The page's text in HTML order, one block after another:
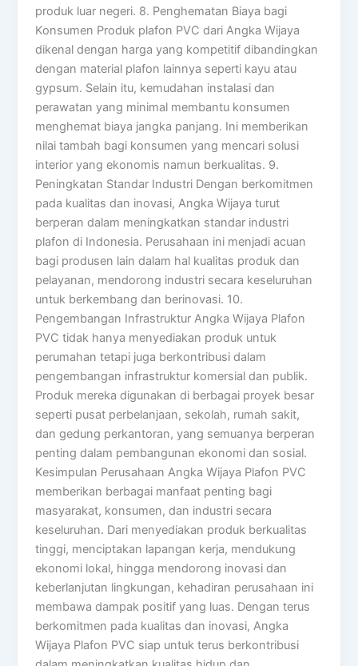
produk luar negeri. 8. Penghematan Biaya bagi
Konsumen Produk plafon PVC dari Angka Wijaya
dikenal dengan harga yang kompetitif dibandingkan
dengan material plafon lainnya seperti kayu atau
gypsum. Selain itu, kemudahan instalasi dan
perawatan yang minimal membantu konsumen
menghemat biaya jangka panjang. Ini memberikan
nilai tambah bagi konsumen yang mencari solusi
interior yang ekonomis namun berkualitas. 9.
Peningkatan Standar Industri Dengan berkomitmen
pada kualitas dan inovasi, Angka Wijaya turut
berperan dalam meningkatkan standar industri
plafon di Indonesia. Perusahaan ini menjadi acuan
bagi produsen lain dalam hal kualitas produk dan
pelayanan, mendorong industri secara keseluruhan
untuk berkembang dan berinovasi. 10.
Pengembangan Infrastruktur Angka Wijaya Plafon
PVC tidak hanya menyediakan produk untuk
perumahan tetapi juga berkontribusi dalam
pengembangan infrastruktur komersial dan publik.
Produk mereka digunakan di berbagai proyek besar
seperti pusat perbelanjaan, sekolah, rumah sakit,
dan gedung perkantoran, yang semuanya berperan
penting dalam pembangunan ekonomi dan sosial.
Kesimpulan Perusahaan Angka Wijaya Plafon PVC
memberikan berbagai manfaat penting bagi
masyarakat, konsumen, dan industri secara
keseluruhan. Dari menyediakan produk berkualitas
tinggi, menciptakan lapangan kerja, mendukung
ekonomi lokal, hingga mendorong inovasi dan
keberlanjutan lingkungan, kehadiran perusahaan ini
membawa dampak positif yang luas. Dengan terus
berkomitmen pada kualitas dan inovasi, Angka
Wijaya Plafon PVC siap untuk terus berkontribusi